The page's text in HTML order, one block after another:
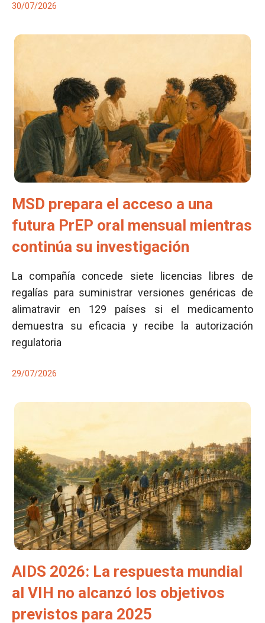
30/07/2026
MSD prepara el acceso a una
futura PrEP oral mensual mientras
continúa su investigación
La compañía concede siete licencias libres de
regalías para suministrar versiones genéricas de
alimatravir en 129 países si el medicamento
demuestra su eficacia y recibe la autorización
regulatoria
29/07/2026
AIDS 2026: La respuesta mundial
al VIH no alcanzó los objetivos
previstos para 2025